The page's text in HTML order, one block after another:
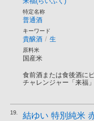
特定名称
普通酒
キーワード
貴醸酒 / 生
原料米
国産米
食前酒または食後酒に
チャレンジャー「来福
19.
結ゆい 特別純米